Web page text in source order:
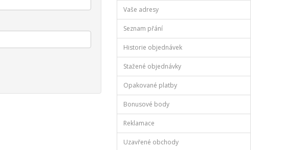
Vaše adresy
Seznam přání
Historie objednávek
Stažené objednávky
Opakované platby
Bonusové body
Reklamace
Uzavřené obchody